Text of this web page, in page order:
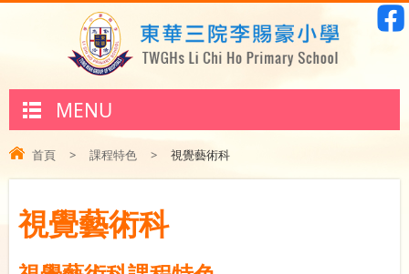
MENU
首頁 > 課程特色 > 視覺藝術科
視覺藝術科